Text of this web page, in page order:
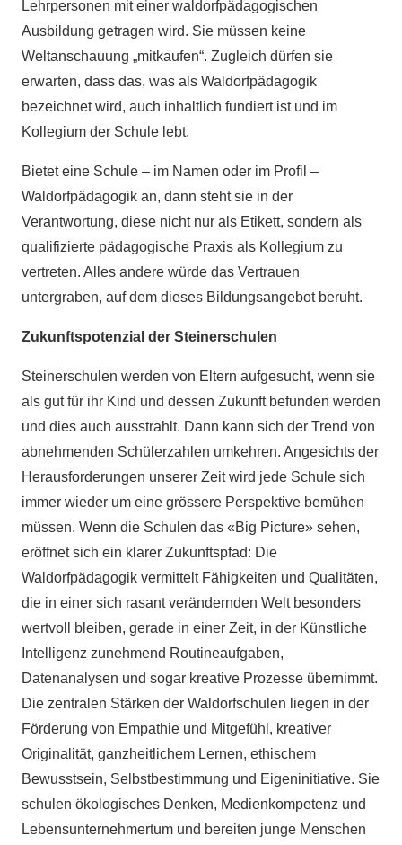
Lehrpersonen mit einer waldorfpädagogischen
Ausbildung getragen wird. Sie müssen keine
Weltanschauung „mitkaufen“. Zugleich dürfen sie
erwarten, dass das, was als Waldorfpädagogik
bezeichnet wird, auch inhaltlich fundiert ist und im
Kollegium der Schule lebt.
Bietet eine Schule – im Namen oder im Profil –
Waldorfpädagogik an, dann steht sie in der
Verantwortung, diese nicht nur als Etikett, sondern als
qualifizierte pädagogische Praxis als Kollegium zu
vertreten. Alles andere würde das Vertrauen
untergraben, auf dem dieses Bildungsangebot beruht.
Zukunftspotenzial der Steinerschulen
Steinerschulen werden von Eltern aufgesucht, wenn sie
als gut für ihr Kind und dessen Zukunft befunden werden
und dies auch ausstrahlt. Dann kann sich der Trend von
abnehmenden Schülerzahlen umkehren. Angesichts der
Herausforderungen unserer Zeit wird jede Schule sich
immer wieder um eine grössere Perspektive bemühen
müssen. Wenn die Schulen das «Big Picture» sehen,
eröffnet sich ein klarer Zukunftspfad: Die
Waldorfpädagogik vermittelt Fähigkeiten und Qualitäten,
die in einer sich rasant verändernden Welt besonders
wertvoll bleiben, gerade in einer Zeit, in der Künstliche
Intelligenz zunehmend Routineaufgaben,
Datenanalysen und sogar kreative Prozesse übernimmt.
Die zentralen Stärken der Waldorfschulen liegen in der
Förderung von Empathie und Mitgefühl, kreativer
Originalität, ganzheitlichem Lernen, ethischem
Bewusstsein, Selbstbestimmung und Eigeninitiative. Sie
schulen ökologisches Denken, Medienkompetenz und
Lebensunternehmertum und bereiten junge Menschen